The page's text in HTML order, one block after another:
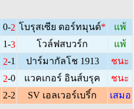
0-2 โบรุสเซีย ดอร์ทมุนด์*
แพ้
1-3 โวล์ฟสบวร์ก
แพ้
2-1 ปาร์มากัลโช 1913
ชนะ
2-0 แวคเกอร์ อินส์บรุค
ชนะ
2-2 SV เอลเวอร์เบริ์ก เสมอ